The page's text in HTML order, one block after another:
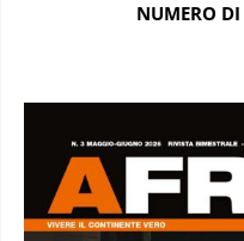
NUMERO